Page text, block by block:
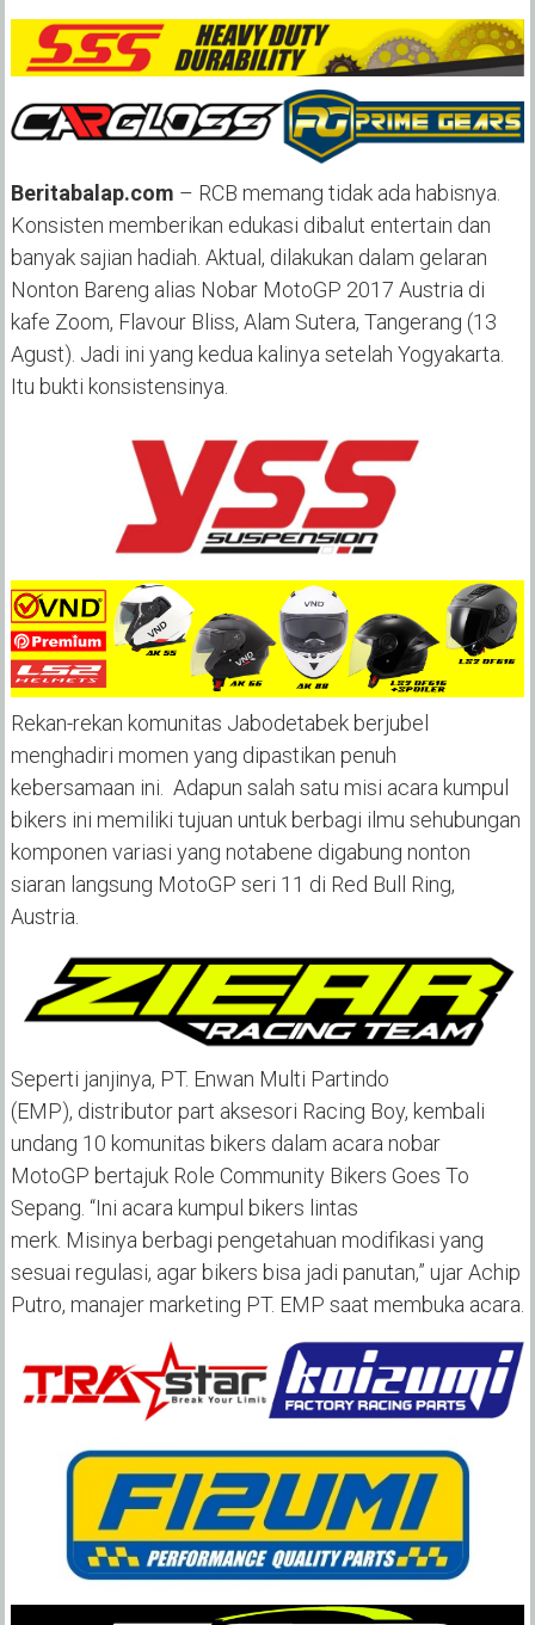
Beritabalap.com – RCB memang tidak ada habisnya.
Konsisten memberikan edukasi dibalut entertain dan
banyak sajian hadiah. Aktual, dilakukan dalam gelaran
Nonton Bareng alias Nobar MotoGP 2017 Austria di
kafe Zoom, Flavour Bliss, Alam Sutera, Tangerang (13
Agust). Jadi ini yang kedua kalinya setelah Yogyakarta.
Itu bukti konsistensinya.
Rekan-rekan komunitas Jabodetabek berjubel
menghadiri momen yang dipastikan penuh
kebersamaan ini. Adapun salah satu misi acara kumpul
bikers ini memiliki tujuan untuk berbagi ilmu sehubungan
komponen variasi yang notabene digabung nonton
siaran langsung MotoGP seri 11 di Red Bull Ring,
Austria.
Seperti janjinya, PT. Enwan Multi Partindo
(EMP), distributor part aksesori Racing Boy, kembali
undang 10 komunitas bikers dalam acara nobar
MotoGP bertajuk Role Community Bikers Goes To
Sepang “Ini acara kumpul bikers lintas
merk. Misinya berbagi pengetahuan modifikasi yang
sesuai regulasi, agar bikers bisa jadi panutan,” ujarAchip
Putro, manajer marketing PT. EMP saat membuka acara.